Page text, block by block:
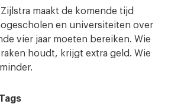
maakt de komende tijd
en universiteiten over
vier jaar moeten bereiken. Wie
houdt, krijgt extra geld. Wie